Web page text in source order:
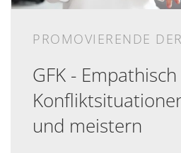
PROMOVIERENDE
GFK - Empathisch
und meistern